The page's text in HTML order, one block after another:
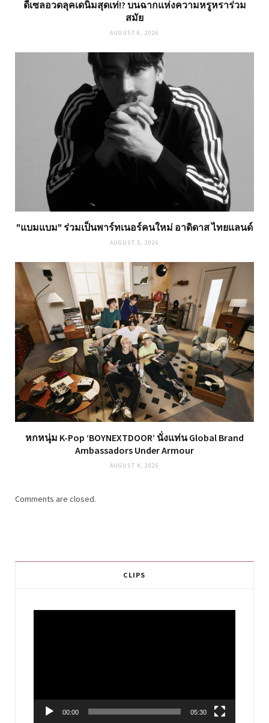
ดีเซลอวดลุคเดนิมสุดเท่!? บนฉากแห่งความหรูหราร่วม
สมัย
AUGUST 6, 2026
"แบมแบม" ร่วมเป็นพาร์ทเนอร์คนใหม่ อาดิดาส ไทยแลนด์
AUGUST 5, 2026
หกหนุ่ม K-Pop ‘BOYNEXTDOOR’ นั่งแท่น Global Brand
Ambassadors Under Armour
AUGUST 4, 2026
Comments are closed.
CLIPS
00:00 05:30